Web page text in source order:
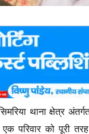
थाना क्षेत्र
परिवार को पूरी